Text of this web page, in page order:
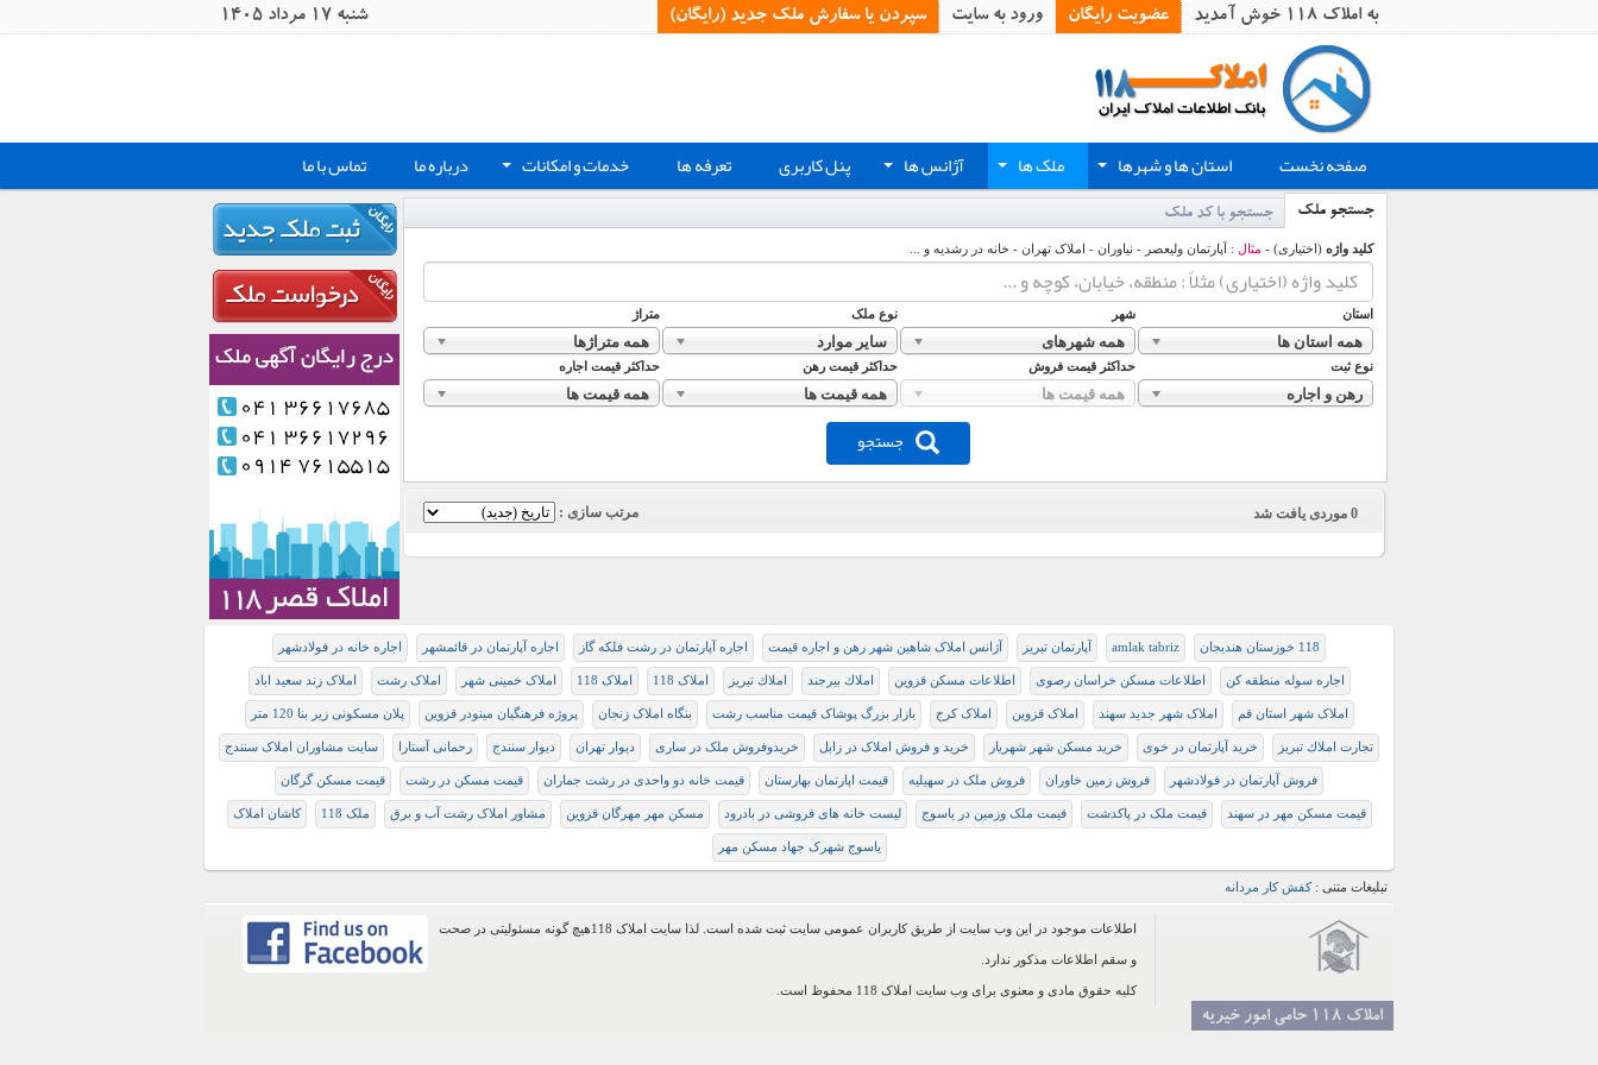
به املاک 118 خوش آمدید عضویت رایگان ورود به سایت سپردن یا سفارش ملک جدید (رایگان)‏ شنبه 17 مرداد 1405
صفحه نخست + استان ها و شهرها + ملک ها + آژانس ها پنل کاربری تعرفه ها + خدمات و امکانات درباره ما تماس با ما
جستجو ملک جستجو با کد ملک
کلید واژه (اختیاری) - مثال : آپارتمان ولیعصر - نیاوران - املاک تهران - خانه در رشدیه و ...
استان شهر نوع ملک متراژ
همه استان ها همه شهرهای سایر موارد همه متراژها
نوع ثبت حداکثر قیمت فروش حداکثر قیمت رهن حداکثر قیمت اجاره
رهن و اجاره همه قیمت ها همه قیمت ها همه قیمت ها
جستجو
0 موردی یافت شد مرتب سازی :
118 خوزستان هندیجان amlak tabriz آپارتمان تبریز آژانس املاک شاهین شهر رهن و اجاره قیمت اجاره آپارتمان در رشت فلکه گاز اجاره آپارتمان در قائمشهر اجاره خانه در فولادشهر
اجاره سوله منطقه کن اطلاعات مسکن خراسان رصوی اطلاعات مسکن قزوین املاك بيرجند املاك تبريز املاک 118 املاک 118 املاک خمینی شهر املاک رشت املاک زند سعید اباد
املاک شهر استان قم املاک شهر جدید سهند املاک قزوین املاک کرج بازار بزرگ پوشاک قیمت مناسب رشت بنگاه املاک زنجان پروژه فرهنگیان مینودر قزوین پلان مسکونی زیر بنا 120 متر
تجارت املاك تبريز خرید آپارتمان در خوی خرید مسکن شهر شهریار خرید و فروش املاک در زابل خریدوفروش ملک در ساری دیوار تهران دیوار سنندج رحمانی آستارا سایت مشاوران املاک سنندج
فروش آپارتمان در فولادشهر فروش زمین خاوران فروش ملک در سهیلیه قیمت اپارتمان بهارستان قیمت خانه دو واحدی در رشت جماران قیمت مسکن در رشت قیمت مسکن گرگان
قیمت مسکن مهر در سهند قیمت ملک در پاکدشت قیمت ملک وزمین در یاسوج لیست خانه های فروشی در بادرود مسکن مهر مهرگان قزوین مشاور املاک رشت آب و برق ملک 118 کاشان املاک
یاسوج شهرک جهاد مسکن مهر
تبلیغات متنی :کفش کار مردانه
اطلاعات موجود در این وب سایت از طریق کاربران عمومی سایت ثبت شده است. لذا سایت املاک 118هیچ گونه مسئولیتی در صحت
و سقم اطلاعات مذکور ندارد.
کلیه حقوق مادی و معنوی برای وب سایت املاک 118 محفوظ است.